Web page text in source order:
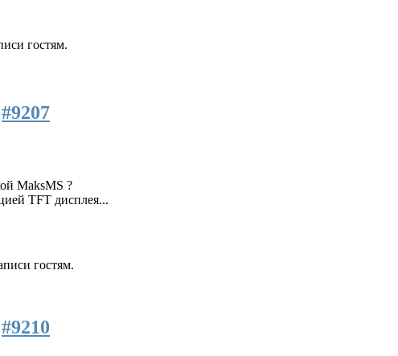
гостям.
#9207
MaksMS ?
TFT дисплея...
гостям.
#9210